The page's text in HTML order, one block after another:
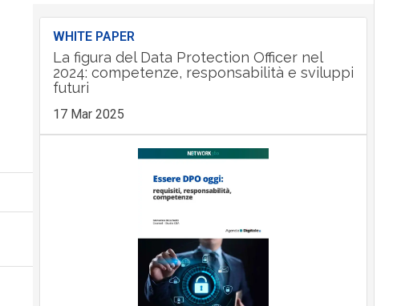
WHITE PAPER
La figura del Data Protection Officer nel
2024: competenze, responsabilità e sviluppi
futuri
17 Mar 2025